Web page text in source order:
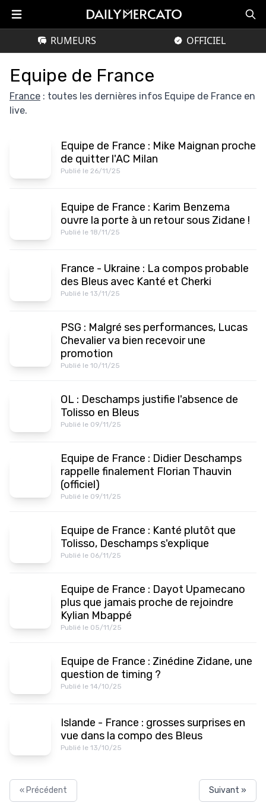
RUMEURS OFFICIEL
Equipe de France
France : toutes les dernières infos Equipe de France en
live.
Equipe de France : Mike Maignan proche
de quitter l'AC Milan
Publié le 26/11/25
Equipe de France : Karim Benzema
ouvre la porte à un retour sous Zidane !
Publié le 18/11/25
France - Ukraine : La compos probable
des Bleus avec Kanté et Cherki
Publié le 13/11/25
PSG : Malgré ses performances, Lucas
Chevalier va bien recevoir une
promotion
Publié le 10/11/25
OL : Deschamps justifie l'absence de
Tolisso en Bleus
Publié le 09/11/25
Equipe de France : Didier Deschamps
rappelle finalement Florian Thauvin
(officiel)
Publié le 09/11/25
Equipe de France : Kanté plutôt que
Tolisso, Deschamps s'explique
Publié le 06/11/25
Equipe de France : Dayot Upamecano
plus que jamais proche de rejoindre
Kylian Mbappé
Publié le 05/11/25
Equipe de France : Zinédine Zidane, une
question de timing ?
Publié le 14/10/25
Islande - France : grosses surprises en
vue dans la compo des Bleus
Publié le 13/10/25
« Précédent Suivant »